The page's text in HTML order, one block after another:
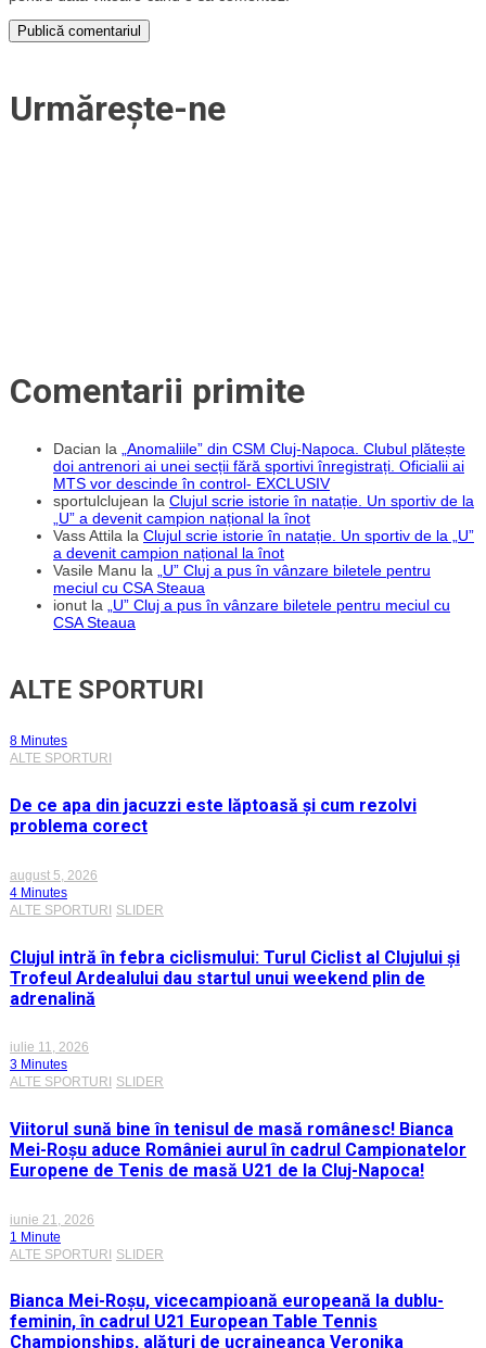
Urmărește-ne
Comentarii primite
Dacian la „Anomaliile” din CSM Cluj-Napoca. Clubul plătește
doi antrenori ai unei secții fără sportivi înregistrați. Oficialii ai
MTS vor descinde în control- EXCLUSIV
sportulclujean la Clujul scrie istorie în natație. Un sportiv de la
„U” a devenit campion național la înot
Vass Attila la Clujul scrie istorie în natație. Un sportiv de la „U”
a devenit campion național la înot
Vasile Manu la „U” Cluj a pus în vânzare biletele pentru
meciul cu CSA Steaua
ionut la „U” Cluj a pus în vânzare biletele pentru meciul cu
CSA Steaua
ALTE SPORTURI
8 Minutes
ALTE SPORTURI
De ce apa din jacuzzi este lăptoasă și cum rezolvi
problema corect
august 5, 2026
4 Minutes
ALTE SPORTURI SLIDER
Clujul intră în febra ciclismului: Turul Ciclist al Clujului și
Trofeul Ardealului dau startul unui weekend plin de
adrenalină
iulie 11, 2026
3 Minutes
ALTE SPORTURI
SLIDER
Viitorul sună bine în tenisul de masă românesc! Bianca
Mei-Roșu aduce României aurul în cadrul Campionatelor
Europene de Tenis de masă U21 de la Cluj-Napoca!
iunie 21, 2026
1 Minute
ALTE SPORTURI SLIDER
Bianca Mei-Roșu, vicecampioană europeană la dublu-
feminin, în cadrul U21 European Table Tennis
Championships, alături de ucraineanca Veronika